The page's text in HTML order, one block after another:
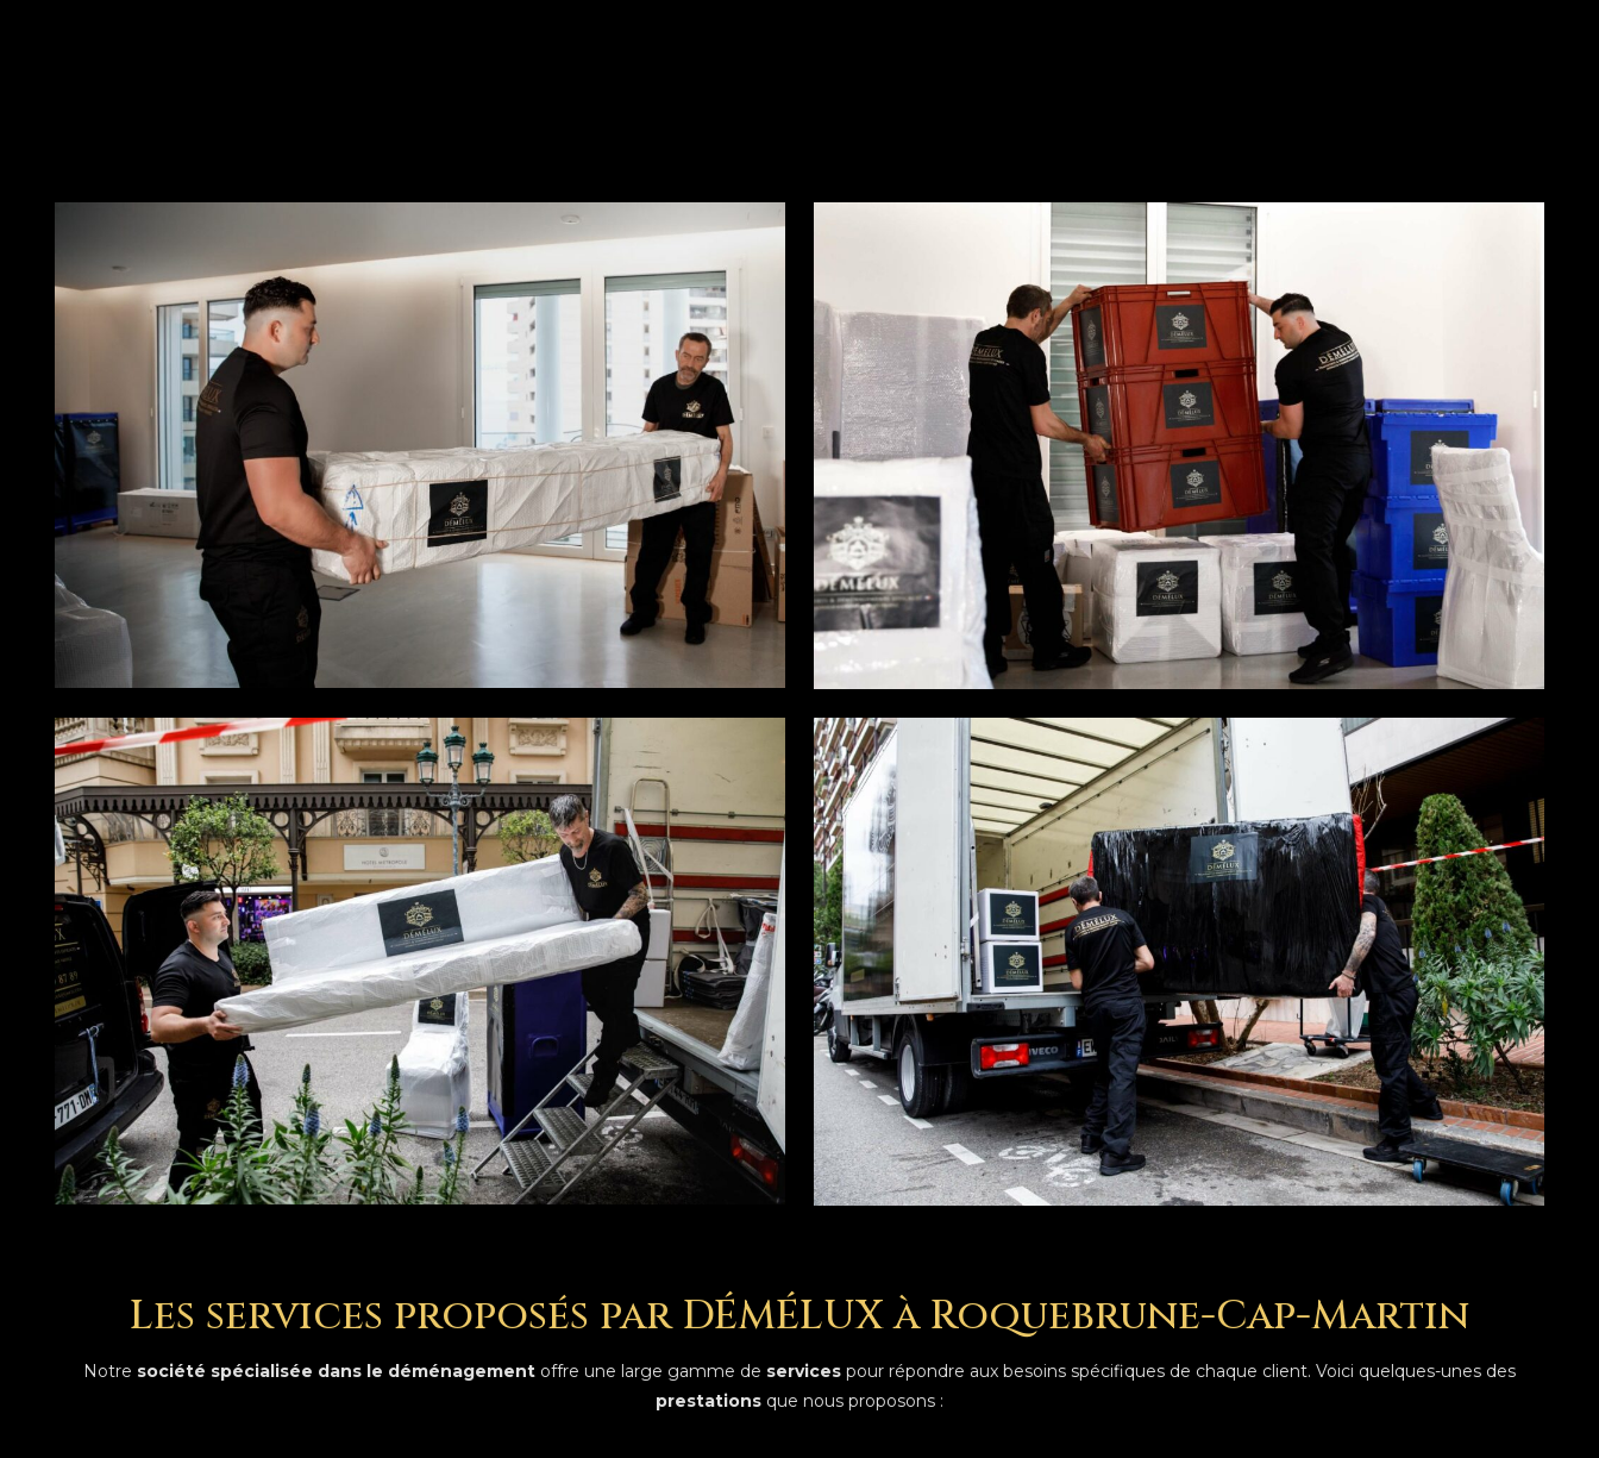
Les services proposés par DÉMÉLUX à Roquebrune-Cap-Martin
Notre société spécialisée dans le déménagement offre une large gamme de services pour répondre aux besoins spécifiques de chaque client. Voici quelques-unes des
prestations que nous proposons :